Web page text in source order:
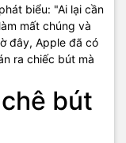
biểu: "Ai lại cần
mất chúng và
đây, Apple đã có
ra chiếc bút mà
bút